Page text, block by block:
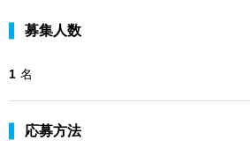
募集人数
1 名
応募方法